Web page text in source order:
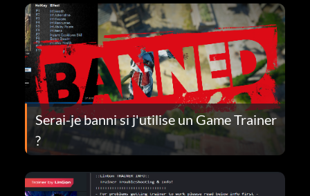
Serai-je banni si j'utilise un Game Trainer
?